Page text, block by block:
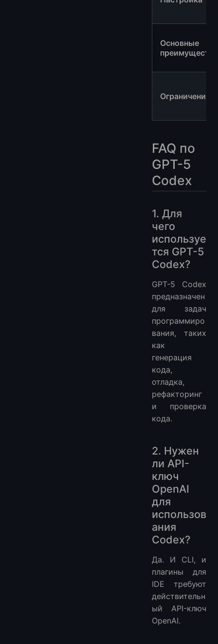
Основные
преимущества
Ограничения
FAQ по
GPT-5
Codex
1. Для
чего
используе
тся GPT-5
Codex?
GPT-5 Codex
предназначен
для задач
программиро
вания, таких
как
генерация
кода,
отладка,
рефакторинг
и проверка
кода.
2. Нужен
ли API-
ключ
OpenAI
для
использов
ания
Codex?
Да. И CLI, и
плагины для
IDE требуют
действительн
ый API-ключ
OpenAI.